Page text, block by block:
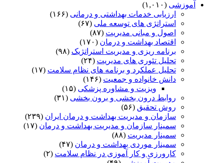
آموزشی (۱,۰۱۰)
ارزیابی خدمات بهداشتی و درمانی (۱۶۶)
استراتژی های توسعه ملی (۶۷)
اصول و مبانی مدیریت (۸۷)
اقتصاد بهداشت و درمان (۱۷۰)
برنامه ریزی و مدیریت استراتژیک (۹۸)
تحلیل تئوری های مدیریت (۲۴)
تحلیل عملکرد و برنامه های نظام سلامت (۱۷)
دانش خانواده و جمعیت (۱۴۶)
ویزیت و مشاوره پزشکی (۱۵)
روابط درون بخشی و برون بخشی (۳۱)
روش تحقیق (۵۶)
سازمان و مدیریت بهداشت و درمان ایران (۲۳۹)
سمینار سازمان و مدیریت بهداشت و درمان (۱۷)
سمینار مدیریت (۸۸)
سمینار موردی بهداشت و درمان (۴۷)
کارورزی و کار آموزی در نظام سلامت (۲)